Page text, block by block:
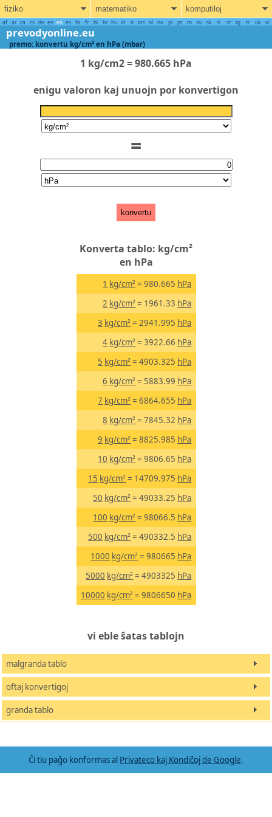
fiziko matematiko komputiloj
af ar ca cs de en eo es fa fr hi hr hu id it ms nl no pl pt ro ru sk sl sr tg tr uk vi
prevodyonline.eu
premo: konvertu kg/cm² en hPa (mbar)
1 kg/cm2 = 980.665 hPa
enigu valoron kaj unuojn por konvertigon
=
konvertu
Konverta tablo: kg/cm²
en hPa
1 kg/cm² = 980.665 hPa
2 kg/cm² = 1961.33 hPa
3 kg/cm² = 2941.995 hPa
4 kg/cm² = 3922.66 hPa
5 kg/cm² = 4903.325 hPa
6 kg/cm² = 5883.99 hPa
7 kg/cm² = 6864.655 hPa
8 kg/cm² = 7845.32 hPa
9 kg/cm² = 8825.985 hPa
10 kg/cm² = 9806.65 hPa
15 kg/cm² = 14709.975 hPa
50 kg/cm² = 49033.25 hPa
100 kg/cm² = 98066.5 hPa
500 kg/cm² = 490332.5 hPa
1000 kg/cm² = 980665 hPa
5000 kg/cm² = 4903325 hPa
10000 kg/cm² = 9806650 hPa
vi eble ŝatas tablojn
malgranda tablo
oftaj konvertigoj
granda tablo
Ĉi tiu paĝo konformas al Privateco kaj Kondiĉoj de Google.